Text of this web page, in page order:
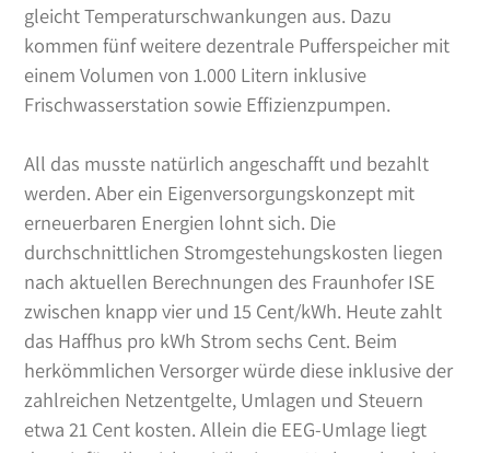
gleicht Temperaturschwankungen aus. Dazu
kommen fünf weitere dezentrale Pufferspeicher mit
einem Volumen von 1.000 Litern inklusive
Frischwasserstation sowie Effizienzpumpen.
All das musste natürlich angeschafft und bezahlt
werden. Aber ein Eigenversorgungskonzept mit
erneuerbaren Energien lohnt sich. Die
durchschnittlichen Stromgestehungskosten liegen
nach aktuellen Berechnungen des Fraunhofer ISE
zwischen knapp vier und 15 Cent/kWh. Heute zahlt
das Haffhus pro kWh Strom sechs Cent. Beim
herkömmlichen Versorger würde diese inklusive der
zahlreichen Netzentgelte, Umlagen und Steuern
etwa 21 Cent kosten. Allein die EEG-Umlage liegt